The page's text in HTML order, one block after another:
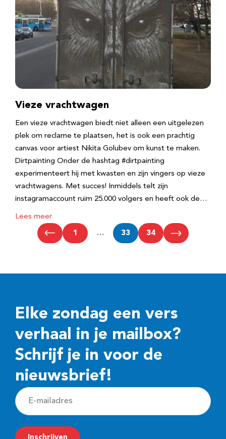
Vieze vrachtwagen
Een vieze vrachtwagen biedt niet alleen een uitgelezen
plek om reclame te plaatsen, het is ook een prachtig
canvas voor artiest Nikita Golubev om kunst te maken.
Dirtpainting Onder de hashtag #dirtpainting
experimenteert hij met kwasten en zijn vingers op vieze
vrachtwagens. Met succes! Inmiddels telt zijn
instagramaccount ruim 25.000 volgers en heeft ook de…
Lees meer
1 … 33 34
Elke zondag een vers
verhaal in je mailbox?
Schrijf je in voor de
nieuwsbrief!
E
-
m